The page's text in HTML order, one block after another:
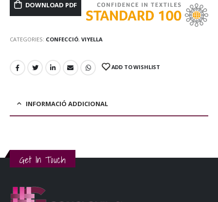
DOWNLOAD PDF
CATEGORIES: CONFECCIÓ, VIYELLA
ADD TO WISHLIST
INFORMACIÓ ADDICIONAL
Get In Touch